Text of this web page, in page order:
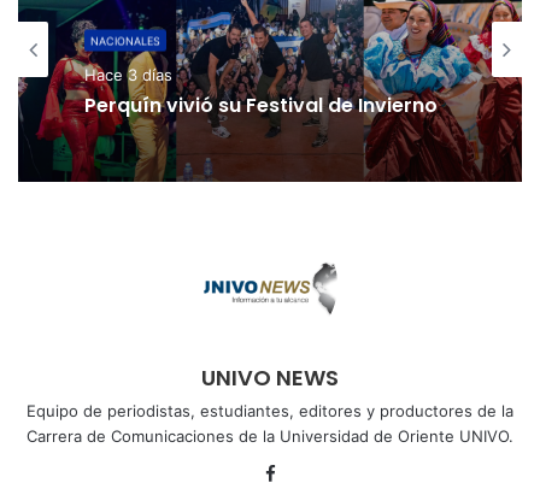
NACIONALES
Hace 3 días
Perquín vivió su Festival de Invierno
UNIVO NEWS
Equipo de periodistas, estudiantes, editores y productores de la
Carrera de Comunicaciones de la Universidad de Oriente UNIVO.
Facebook